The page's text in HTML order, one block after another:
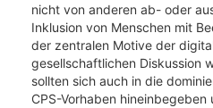
nicht von anderen ab- oder
Inklusion von Menschen mit
der zentralen Motive der
gesellschaftlichen Diskussion
sollten sich auch in die
CPS-Vorhaben